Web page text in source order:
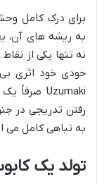
برای درک کامل
به ریشه های آن،
نه تنها یکی از
خودی خود اثری
Uzumaki صرفاً یک
رفتن تدریجی در
به تباهی کامل می
تولد یک